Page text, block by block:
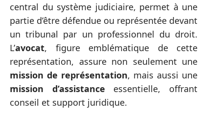
central du système judiciaire, permet à une
partie d’être défendue ou représentée devant
un tribunal par un professionnel du droit.
L’avocat, figure emblématique de cette
représentation, assure non seulement une
mission de représentation, mais aussi une
mission d’assistance essentielle, offrant
conseil et support juridique.